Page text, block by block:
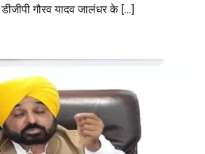
गौरव यादव जालंधर के […]